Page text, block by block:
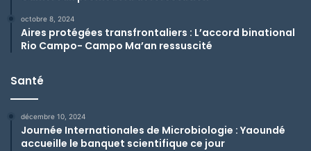
octobre 8, 2024
Aires protégées transfrontaliers : L’accord binational
Rio Campo- Campo Ma’an ressuscité
Santé
décembre 10, 2024
Journée Internationales de Microbiologie : Yaoundé
accueille le banquet scientifique ce jour